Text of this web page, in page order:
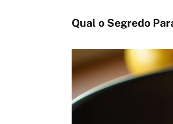
Qual o Segredo